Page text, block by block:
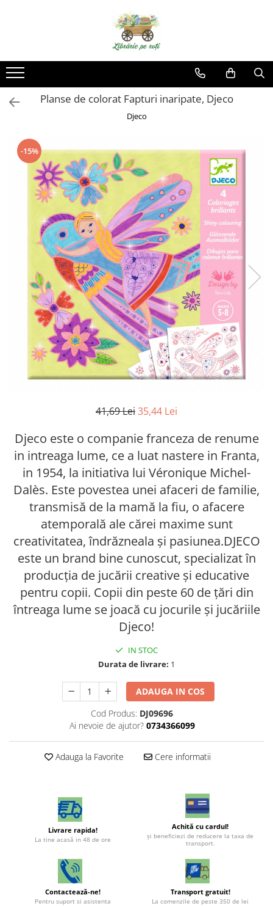
Planse de colorat Fapturi inaripate, Djeco
Djeco
-15%
41,69 Lei35,44 Lei
Djeco este o companie franceza de renume
in intreaga lume, ce a luat nastere in Franta,
in 1954, la initiativa lui Véronique Michel-
Dalès. Este povestea unei afaceri de familie,
transmisă de la mamă la fiu, o afacere
atemporală ale cărei maxime sunt
creativitatea, îndrăzneala și pasiunea.DJECO
este un brand bine cunoscut, specializat în
producția de jucării creative și educative
pentru copii. Copii din peste 60 de țări din
întreaga lume se joacă cu jocurile și jucăriile
Djeco!
IN STOC
Durata de livrare: 1
ADAUGA IN COS
Cod Produs: DJ09696
Ai nevoie de ajutor? 0734366099
Adauga la Favorite Cere informatii
Livrare rapida!
La tine acasă in 48 de ore
Achită cu cardul!
şi beneficiezi de reducere la taxa de
transport.
Contactează-ne!
Pentru suport si asistenta
Transport gratuit!
La comenzile de peste 350 de lei